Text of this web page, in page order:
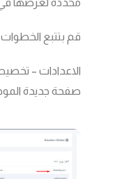
محددة لعرضها في
قم بتتبع الخطوات
الاعدادات –
صفحة جديدة